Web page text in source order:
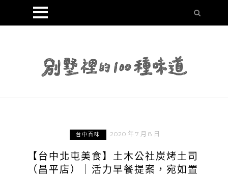
台中百味 2020 年 7 月 8 日
【台中北屯美食】土木公社炭烤土司
（昌平店）｜活力早餐提案，宛如置